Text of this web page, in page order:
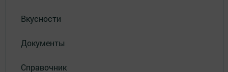
Вкусности
Документы
Справочник